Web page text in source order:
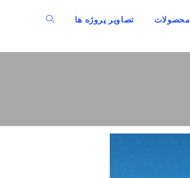
محصولات تصاویر پروژه ها